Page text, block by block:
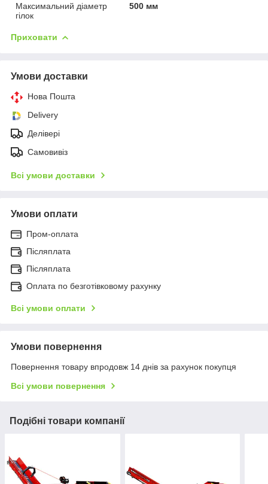
Максимальний діаметр
гілок
500 мм
Приховати
Умови доставки
Нова Пошта
Delivery
Делівері
Самовивіз
Всі умови доставки
Умови оплати
Пром-оплата
Післяплата
Післяплата
Оплата по безготівковому рахунку
Всі умови оплати
Умови повернення
Повернення товару впродовж 14 днів за рахунок покупця
Всі умови повернення
Подібні товари компанії